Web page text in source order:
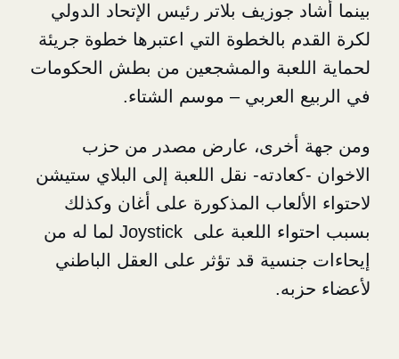
جوزيف بلاتر رئيس الإتحاد الدولي
بالخطوة التي اعتبرها خطوة جريئة
والمشجعين من بطش الحكومات
العربي – موسم الشتاء.
أخرى، عارض مصدر من حزب
نقل اللعبة إلى البلاي ستيشن
المذكورة على أغان وكذلك
بسبب احتواء اللعبة على Joystick لما له من
قد تؤثر على العقل الباطني